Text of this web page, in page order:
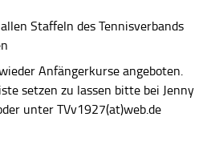
Staffeln des Tennisverbands
Anfängerkurse angeboten.
setzen zu lassen bitte bei Jenny
unter TVv1927(at)web.de